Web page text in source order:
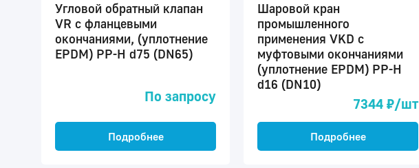
Угловой обратный клапан
VR c фланцевыми
окончаниями, (уплотнение
EPDM) PP-H d75 (DN65)
По запросу
Подробнее
Шаровой кран
промышленного
применения VKD с
муфтовыми окончаниями
(уплотнение EPDM) PP-H
d16 (DN10)
7344 ₽/шт
Подробнее